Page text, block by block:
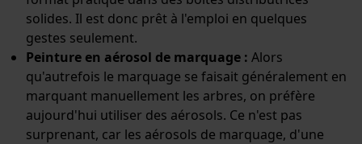
solides. Il est donc prêt à l'emploi en quelques
gestes seulement.
Peinture en aérosol de marquage : Alors
qu'autrefois le marquage se faisait généralement en
marquant manuellement les arbres, on préfère
aujourd'hui utiliser des aérosols. Ce n'est pas
surprenant, car les aérosols de marquage, d'une
Loop54 Personalization
Page d'accueil personnalisée
Panier sauvegardé